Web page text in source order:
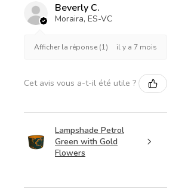
Beverly C.
Moraira, ES-VC
Afficher la réponse (1) il y a 7 mois
Cet avis vous a-t-il été utile ?
Lampshade Petrol
Green with Gold
Flowers